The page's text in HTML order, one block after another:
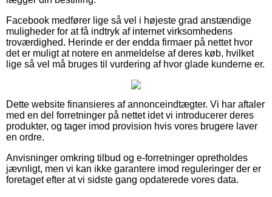
Facebook medfører lige så vel i højeste grad anstændige
muligheder for at få indtryk af internet virksomhedens
troværdighed. Herinde er der endda firmaer på nettet hvor
det er muligt at notere en anmeldelse af deres køb, hvilket
lige så vel må bruges til vurdering af hvor glade kunderne er.
Dette website finansieres af annonceindtægter. Vi har aftaler
med en del forretninger på nettet idet vi introducerer deres
produkter, og tager imod provision hvis vores brugere laver
en ordre.
Anvisninger omkring tilbud og e-forretninger opretholdes
jævnligt, men vi kan ikke garantere imod reguleringer der er
foretaget efter at vi sidste gang opdaterede vores data.